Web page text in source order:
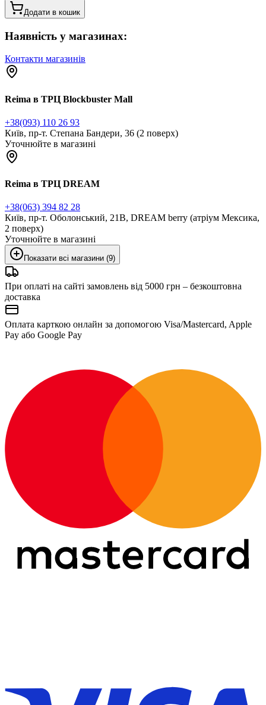
Додати в кошик
Наявність у магазинах:
Контакти магазинів
Reima в ТРЦ Blockbuster Mall
+38(093) 110 26 93
Київ, пр-т. Степана Бандери, 36 (2 поверх)
Уточнюйте в магазині
Reima в ТРЦ DREAM
+38(063) 394 82 28
Київ, пр-т. Оболонський, 21В, DREAM berry (атріум Мексика,
2 поверх)
Уточнюйте в магазині
Показати всі магазини (9)
При оплаті на сайті замовлень від 5000 грн – безкоштовна
доставка
Оплата карткою онлайн за допомогою Visa/Mastercard, Apple
Pay або Google Pay